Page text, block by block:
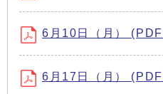
6月10日（月）
6月17日（月）